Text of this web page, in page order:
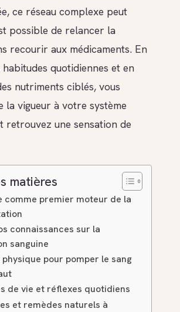
ce réseau complexe peut
possible de relancer la
recourir aux médicaments. En
quotidiennes et en
nutriments ciblés, vous
la vigueur à votre système
retrouvez une sensation de
matières
comme premier moteur de la
connaissances sur la
sanguine
physique pour pomper le sang
de vie et réflexes quotidiens
et remèdes naturels à